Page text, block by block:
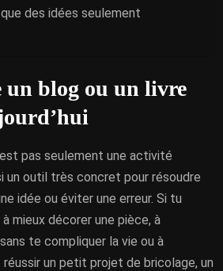
des idées seulement
blog ou un livre
pas seulement une activité
un outil très concret pour résoudre
idée ou éviter une erreur. Si tu
mieux décorer une pièce, à
te compliquer la vie ou à
un petit projet de bricolage, un